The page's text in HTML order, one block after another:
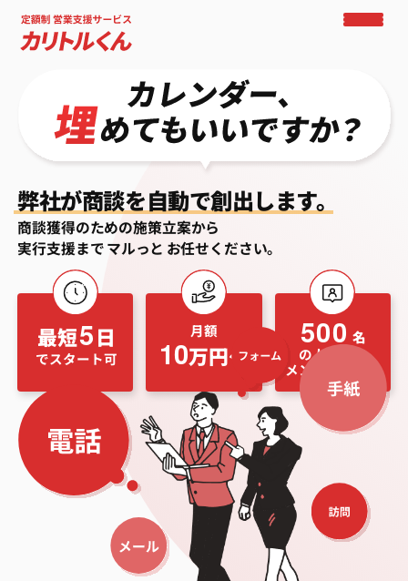
弊社が商談を自動で創出します。
商談獲得のための施策立案から
実行支援までマルっと お任せください。
最短5日
でスタート可
月額
10万円〜
500 名
の人材から
メンバーを選抜